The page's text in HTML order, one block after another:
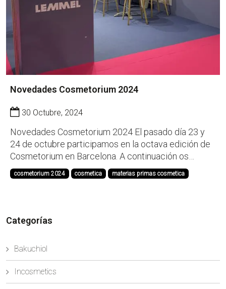
Novedades Cosmetorium 2024
30 Octubre, 2024
Novedades Cosmetorium 2024 El pasado día 23 y
24 de octubre participamos en la octava edición de
Cosmetorium en Barcelona. A continuación os
presentamos las novedades de nuestro portfolio:
Ethylhexylglycerin de origen natural: Adeka Nol EHG
cosmetorium 2024 cosmetica materias primas cosmetica
Categorías
Bakuchiol
Incosmetics